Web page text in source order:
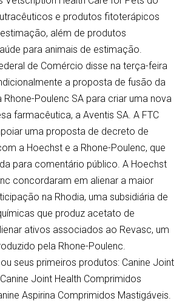
e produtos fitoterápicos
além de produtos
para animais de estimação.
de Comércio disse na terça-feira
a proposta de fusão da
Rhone-Poulenc SA para criar uma nova
farmacêutica, a Aventis SA. A FTC
uma proposta de decreto de
a Hoechst e a Rhone-Poulenc, que
para comentário público. A Hoechst
concordaram em alienar a maior
na Rhodia, uma subsidiária de
que produz acetato de
ativos associados ao Revasc, um
pela Rhone-Poulenc.
seus primeiros produtos: Canine Joint
Joint Health Comprimidos
Aspirina Comprimidos Mastigáveis.